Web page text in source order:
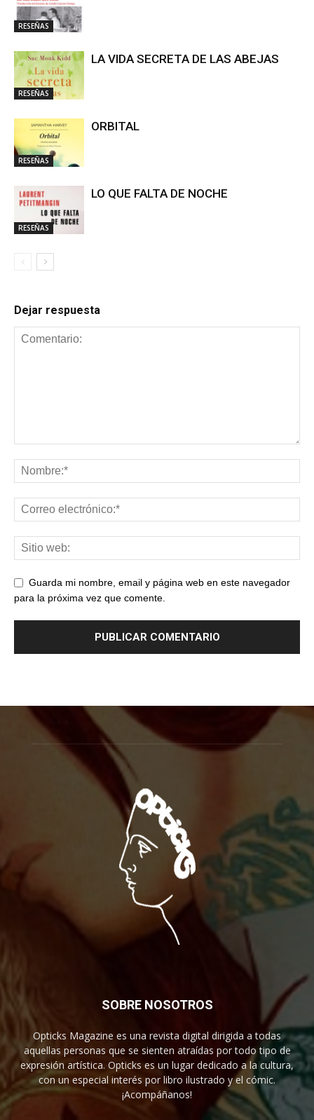
RESEÑAS
RESEÑAS
LA VIDA SECRETA DE LAS ABEJAS
RESEÑAS
ORBITAL
RESEÑAS
LO QUE FALTA DE NOCHE
Dejar respuesta
Guarda mi nombre, email y página web en este navegador
para la próxima vez que comente.
SOBRE NOSOTROS
Opticks Magazine es una revista digital dirigida a todas
aquellas personas que se sienten atraídas por todo tipo de
expresión artística. Opticks es un lugar dedicado a la cultura,
con un especial interés por libro ilustrado y el cómic.
¡Acompáñanos!